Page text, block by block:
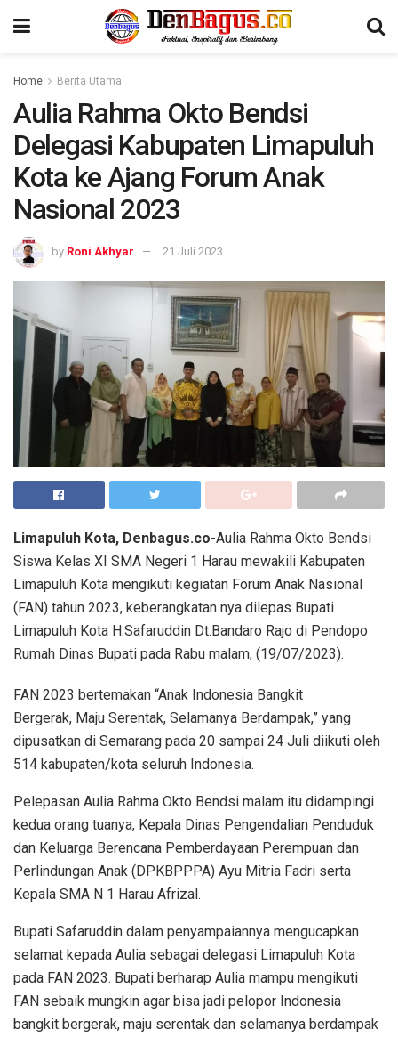
Home Berita Utama
Aulia Rahma Okto Bendsi
Delegasi Kabupaten Limapuluh
Kota ke Ajang Forum Anak
Nasional 2023
by Roni Akhyar 21 Juli 2023
Limapuluh Kota, Denbagus.co-Aulia Rahma Okto Bendsi
Siswa Kelas XI SMA Negeri 1 Harau mewakili Kabupaten
Limapuluh Kota mengikuti kegiatan Forum Anak Nasional
(FAN) tahun 2023, keberangkatan nya dilepas Bupati
Limapuluh Kota H.Safaruddin Dt.Bandaro Rajo di Pendopo
Rumah Dinas Bupati pada Rabu malam, (19/07/2023).
FAN 2023 bertemakan “Anak Indonesia Bangkit
Bergerak, Maju Serentak, Selamanya Berdampak,” yang
dipusatkan di Semarang pada 20 sampai 24 Juli diikuti oleh
514 kabupaten/kota seluruh Indonesia.
Pelepasan Aulia Rahma Okto Bendsi malam itu didampingi
kedua orang tuanya, Kepala Dinas Pengendalian Penduduk
dan Keluarga Berencana Pemberdayaan Perempuan dan
Perlindungan Anak (DPKBPPPA) Ayu Mitria Fadri serta
Kepala SMA N 1 Harau Afrizal.
Bupati Safaruddin dalam penyampaiannya mengucapkan
selamat kepada Aulia sebagai delegasi Limapuluh Kota
pada FAN 2023. Bupati berharap Aulia mampu mengikuti
FAN sebaik mungkin agar bisa jadi pelopor Indonesia
bangkit bergerak, maju serentak dan selamanya berdampak